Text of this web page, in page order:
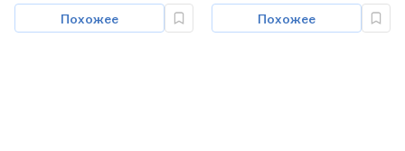
Похожее Похожее